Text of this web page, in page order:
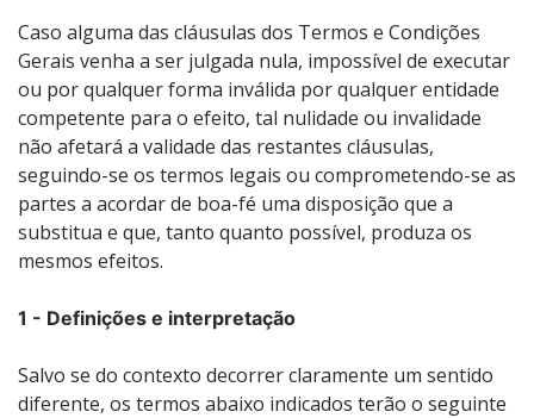
Caso alguma das cláusulas dos Termos e Condições
Gerais venha a ser julgada nula, impossível de executar
ou por qualquer forma inválida por qualquer entidade
competente para o efeito, tal nulidade ou invalidade
não afetará a validade das restantes cláusulas,
seguindo-se os termos legais ou comprometendo-se as
partes a acordar de boa-fé uma disposição que a
substitua e que, tanto quanto possível, produza os
mesmos efeitos.
1 - Definições e interpretação
Salvo se do contexto decorrer claramente um sentido
diferente, os termos abaixo indicados terão o seguinte